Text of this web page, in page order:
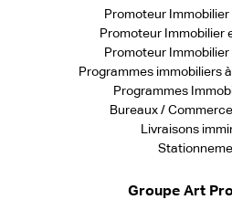
Promoteur
Promoteur Immobilier
Promoteur
Programmes immobiliers
Programmes
Bureaux /
Livraisons
Groupe Art